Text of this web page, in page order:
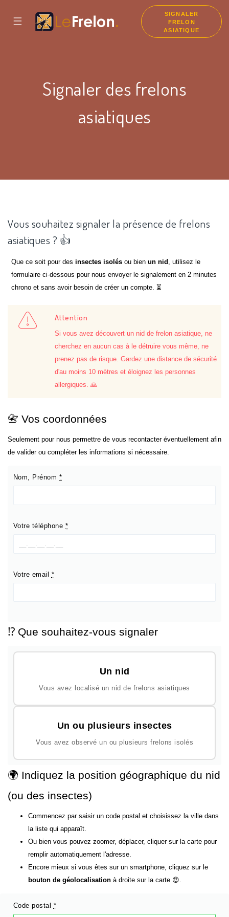
☰
SIGNALER
FRELON
ASIATIQUE
Signaler des frelons
asiatiques
Vous souhaitez signaler la présence de frelons
asiatiques ? 👍
Que ce soit pour desinsectes isolés ou bienun nid , utilisez le
formulaire ci-dessous pour nous envoyer le signalement en 2 minutes
chrono et sans avoir besoin de créer un compte. ⏳
Attention
Si vous avez découvert un nid de frelon asiatique, ne
cherchez en aucun cas à le détruire vous même, ne
prenez pas de risque. Gardez une distance de sécurité
d'au moins 10 mètres et éloignez les personnes
allergiques. 🙏
📇 Vos coordonnées
Seulement pour nous permettre de vous recontacter éventuellement afin
de valider ou compléter les informations si nécessaire.
Nom, Prénom *
Votre téléphone *
Votre email *
⁉️ Que souhaitez-vous signaler
Un nid
Vous avez localisé un nid de frelons asiatiques
Un ou plusieurs insectes
Vous avez observé un ou plusieurs frelons isolés
🌍 Indiquez la position géographique du nid
(ou des insectes)
Commencez par saisir un code postal et choisissez la ville dans
la liste qui apparaît.
Ou bien vous pouvez zoomer, déplacer, cliquer sur la carte pour
remplir automatiquement l'adresse.
Encore mieux si vous êtes sur un smartphone, cliquez sur le
bouton de géolocalisation à droite sur la carte 😍.
Code postal *